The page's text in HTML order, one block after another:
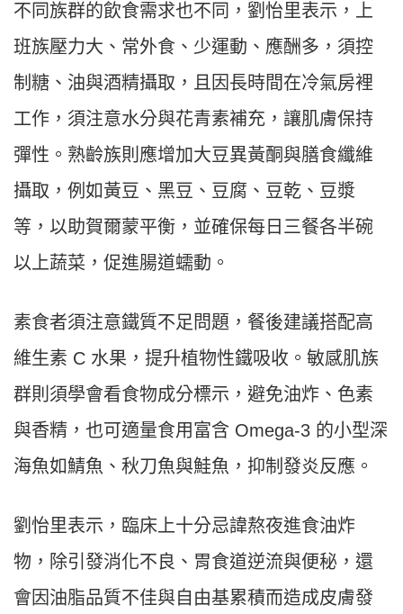
不同族群的飲食需求也不同，劉怡里表示，上
班族壓力大、常外食、少運動、應酬多，須控
制糖、油與酒精攝取，且因長時間在冷氣房裡
工作，須注意水分與花青素補充，讓肌膚保持
彈性。熟齡族則應增加大豆異黃酮與膳食纖維
攝取，例如黃豆、黑豆、豆腐、豆乾、豆漿
等，以助賀爾蒙平衡，並確保每日三餐各半碗
以上蔬菜，促進腸道蠕動。
素食者須注意鐵質不足問題，餐後建議搭配高
維生素 C 水果，提升植物性鐵吸收。敏感肌族
群則須學會看食物成分標示，避免油炸、色素
與香精，也可適量食用富含 Omega-3 的小型深
海魚如鯖魚、秋刀魚與鮭魚，抑制發炎反應。
劉怡里表示，臨床上十分忌諱熬夜進食油炸
物，除引發消化不良、胃食道逆流與便秘，還
會因油脂品質不佳與自由基累積而造成皮膚發